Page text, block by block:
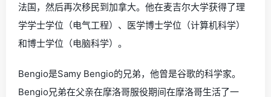
法国，然后再次移民到加拿大。他在麦吉尔大学获得了理
学学士学位（电气工程）、医学博士学位（计算机科学）
和博士学位（电脑科学）。
Bengio是Samy Bengio的兄弟，他曾是谷歌的科学家。
Bengio兄弟在父亲在摩洛哥服役期间在摩洛哥生活了一